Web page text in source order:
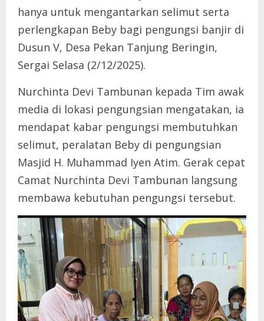
hanya untuk mengantarkan selimut serta
perlengkapan Beby bagi pengungsi banjir di
Dusun V, Desa Pekan Tanjung Beringin,
Sergai Selasa (2/12/2025).
Nurchinta Devi Tambunan kepada Tim awak
media di lokasi pengungsian mengatakan, ia
mendapat kabar pengungsi membutuhkan
selimut, peralatan Beby di pengungsian
Masjid H. Muhammad Iyen Atim. Gerak cepat
Camat Nurchinta Devi Tambunan langsung
membawa kebutuhan pengungsi tersebut.